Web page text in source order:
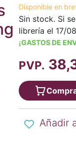
Disponible en
Sin stock. Si
librería el 17/
¡GASTOS DE
PVP.
Añadir